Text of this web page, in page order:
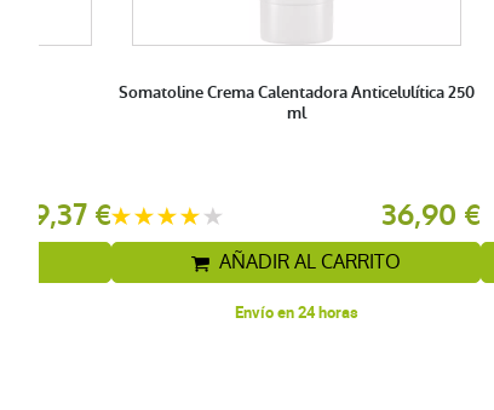
9,37 €
Somatoline Crema Calentadora Anticelulítica 250
ml
36,90 €
AÑADIR AL CARRITO
Envío en 24 horas